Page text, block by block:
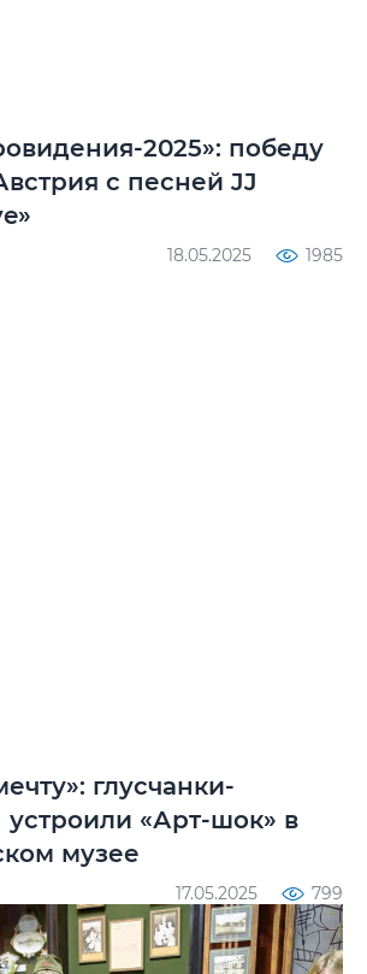
2025»: победу
с песней JJ
18.05.2025 1985
глусчанки-
«Арт-шок» в
музее
17.05.2025 799